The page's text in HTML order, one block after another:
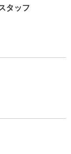
タッフ